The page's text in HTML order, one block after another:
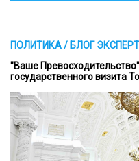
ПОЛИТИКА / БЛОГ
"Ваше
государственного визита